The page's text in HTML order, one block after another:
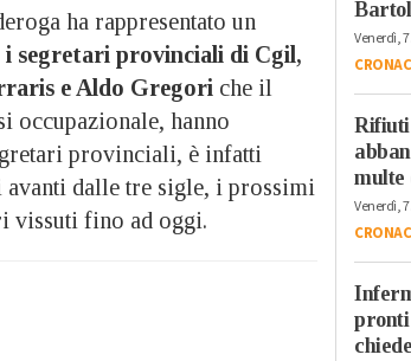
ha rappresentato un
i segretari provinciali di Cgil,
e Aldo Gregori che il
occupazionale, hanno
provinciali, è infatti
dalle tre sigle, i prossimi
vissuti fino ad oggi.
Venerdì, 7
multe
Venerdì, 7
pronti